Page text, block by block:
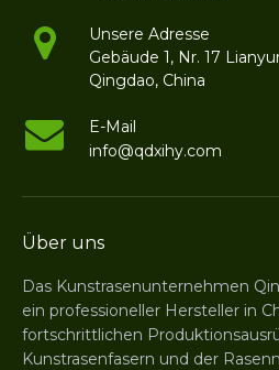
Unsere Adresse
Gebäude 1, Nr. 17
Qingdao, China
E-Mail
info@qdxihy.com
Über uns
Das Kunstrasenunternehmen
ein professioneller Hersteller in
fortschrittlichen
Kunstrasenfasern und der